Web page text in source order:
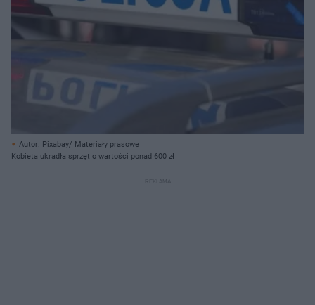
Autor: Pixabay/ Materiały prasowe
Kobieta ukradła sprzęt o wartości ponad 600 zł